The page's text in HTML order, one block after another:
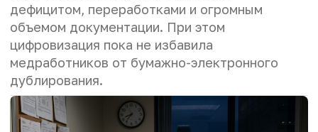
дефицитом, переработками и огромным
объемом документации. При этом
цифровизация пока не избавила
медработников от бумажно-электронного
дублирования.